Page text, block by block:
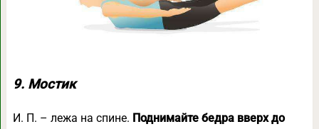
9. Мостик
И. П. – лежа на спине. Поднимайте бедра вверх до